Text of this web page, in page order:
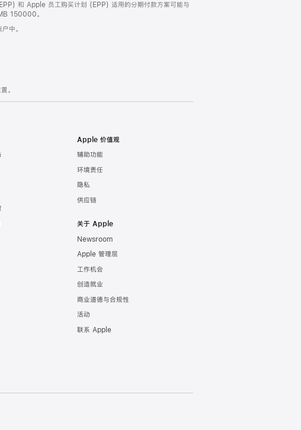
和 Apple 员工购买计划 (EPP) 适用的分期付款方案可能与
150000。
中。
。
Apple 价值观
辅助功能
环境责任
隐私
供应链
关于 Apple
Newsroom
Apple 管理层
工作机会
创造就业
商业道德与合规性
活动
联系 Apple